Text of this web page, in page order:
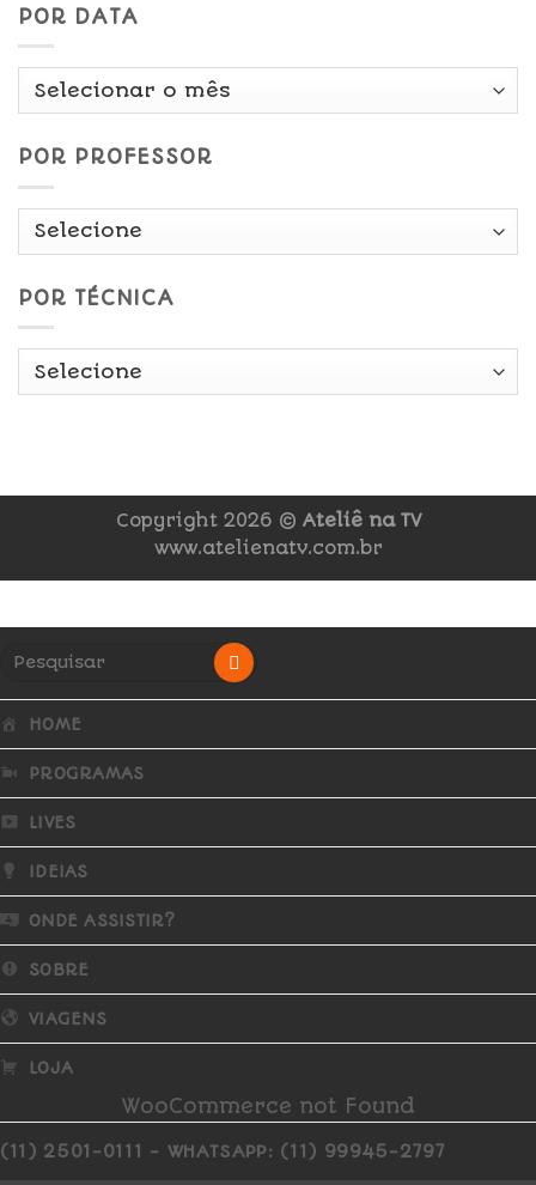
POR DATA
Por
POR PROFESSOR
POR TÉCNICA
Copyright 2026 © Ateliê na TV
www.atelienatv.com.br
HOME
PROGRAMAS
LIVES
IDEIAS
ONDE ASSISTIR?
SOBRE
VIAGENS
LOJA
WooCommerce not Found
(11) 2501-0111 - WHATSAPP: (11) 99945-2797